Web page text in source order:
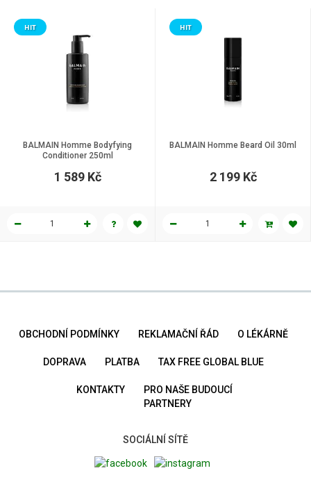
BALMAIN Homme Bodyfying
Conditioner 250ml
HIT
1 589 Kč
BALMAIN Homme Beard Oil 30ml
HIT
2 199 Kč
OBCHODNÍ PODMÍNKY REKLAMAČNÍ ŘÁD O LÉKÁRNĚ
DOPRAVA PLATBA TAX FREE GLOBAL BLUE
KONTAKTY
PRO NAŠE BUDOUCÍ
PARTNERY
SOCIÁLNÍ SÍTĚ